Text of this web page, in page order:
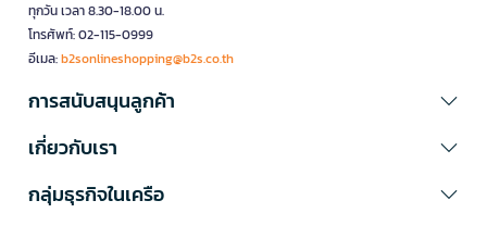
ทุกวัน เวลา 8.30-18.00 น.
โทรศัพท์: 02-115-0999
อีเมล:b2sonlineshopping@b2s.co.th
การสนับสนุนลูกค้า
เกี่ยวกับเรา
กลุ่มธุรกิจในเครือ